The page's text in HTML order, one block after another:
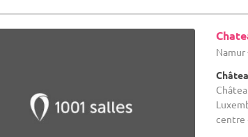
Namur
centre